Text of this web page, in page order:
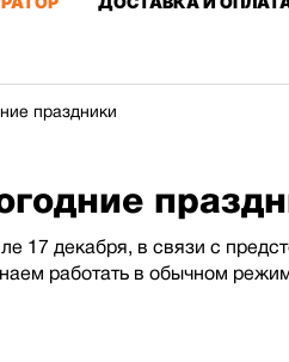
праздники
17 декабря, в связи с
работать в обычном